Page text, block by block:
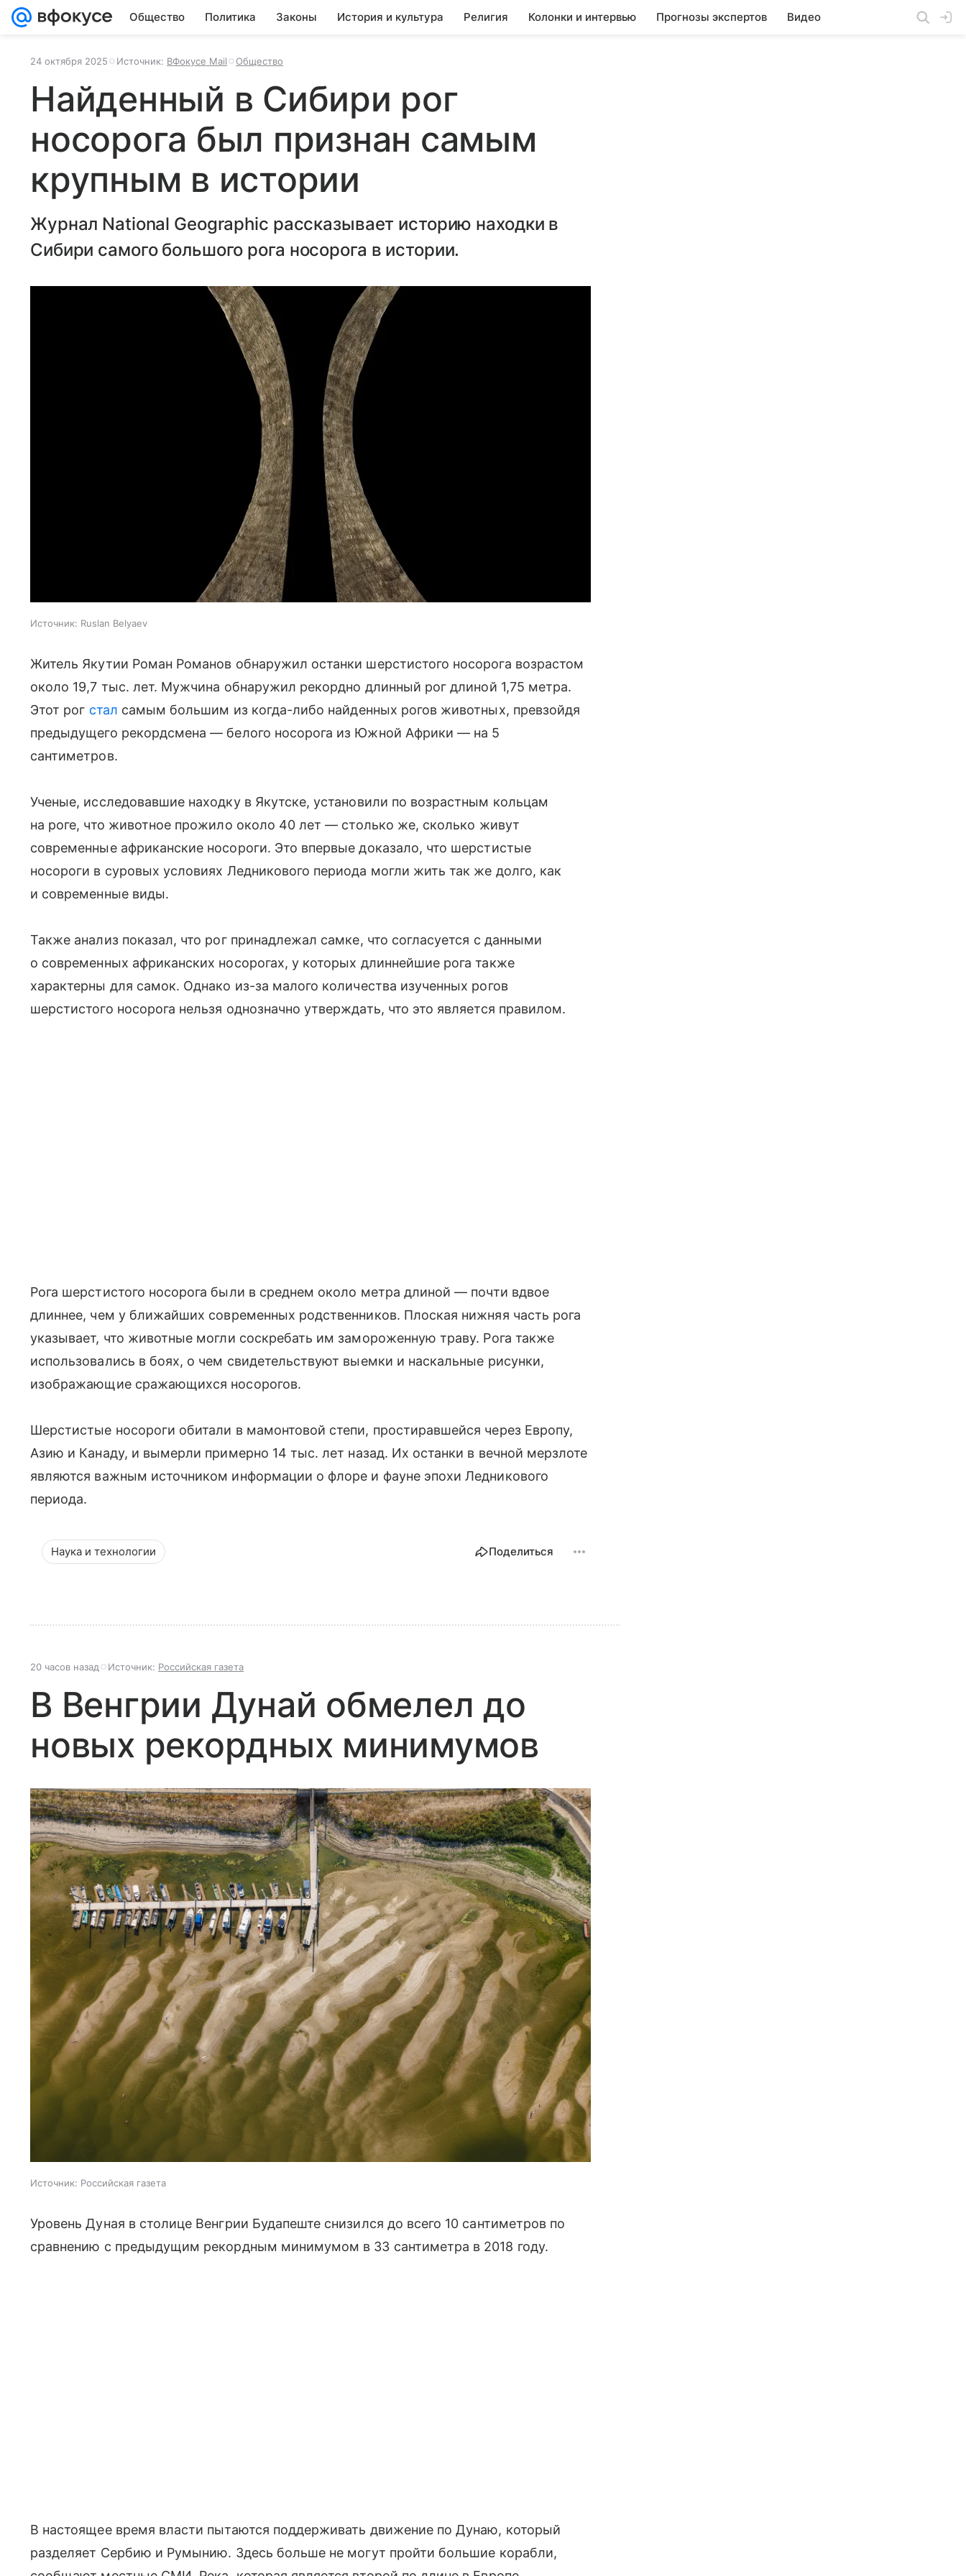
Общество Политика Законы История и культура Религия Колонки и интервью Прогнозы экспертов Видео
24 октября 2025 Источник: ВФокусе Mail Общество
Найденный в Сибири рог
носорога был признан самым
крупным в истории
Журнал National Geographic рассказывает историю находки в
Сибири самого большого рога носорога в истории.
Источник: Ruslan Belyaev
Житель Якутии Роман Романов обнаружил останки шерстистого носорога возрастом
около 19,7 тыс. лет. Мужчина обнаружил рекордно длинный рог длиной 1,75 метра.
Этот рог стал самым большим из когда-либо найденных рогов животных, превзойдя
предыдущего рекордсмена — белого носорога из Южной Африки — на 5
сантиметров.
Ученые, исследовавшие находку в Якутске, установили по возрастным кольцам
на роге, что животное прожило около 40 лет — столько же, сколько живут
современные африканские носороги. Это впервые доказало, что шерстистые
носороги в суровых условиях Ледникового периода могли жить так же долго, как
и современные виды.
Также анализ показал, что рог принадлежал самке, что согласуется с данными
о современных африканских носорогах, у которых длиннейшие рога также
характерны для самок. Однако из-за малого количества изученных рогов
шерстистого носорога нельзя однозначно утверждать, что это является правилом.
Рога шерстистого носорога были в среднем около метра длиной — почти вдвое
длиннее, чем у ближайших современных родственников. Плоская нижняя часть рога
указывает, что животные могли соскребать им замороженную траву. Рога также
использовались в боях, о чем свидетельствуют выемки и наскальные рисунки,
изображающие сражающихся носорогов.
Шерстистые носороги обитали в мамонтовой степи, простиравшейся через Европу,
Азию и Канаду, и вымерли примерно 14 тыс. лет назад. Их останки в вечной мерзлоте
являются важным источником информации о флоре и фауне эпохи Ледникового
периода.
Наука и технологии Поделиться
20 часов назад Источник: Российская газета
В Венгрии Дунай обмелел до
новых рекордных минимумов
Источник: Российская газета
Уровень Дуная в столице Венгрии Будапеште снизился до всего 10 сантиметров по
сравнению с предыдущим рекордным минимумом в 33 сантиметра в 2018 году.
В настоящее время власти пытаются поддерживать движение по Дунаю, который
разделяет Сербию и Румынию. Здесь больше не могут пройти большие корабли,